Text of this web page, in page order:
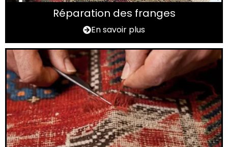
Réparation des franges
En savoir plus